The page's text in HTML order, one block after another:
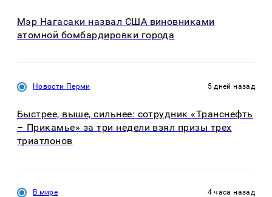
Мэр Нагасаки назвал США виновниками
атомной бомбардировки города
Новости Перми 5 дней назад
Быстрее, выше, сильнее: сотрудник «Транснефть
– Прикамье» за три недели взял призы трех
триатлонов
В мире 4 часа назад